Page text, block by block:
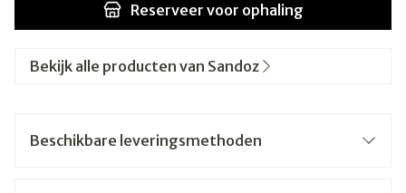
Reserveer voor ophaling
Bekijk alle producten van Sandoz
Beschikbare leveringsmethoden